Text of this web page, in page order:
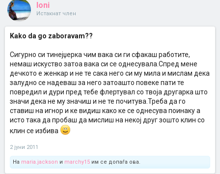
loni
Истакнат член
Kako da go zaboravam??
Сигурно си тинејџерка чим вака си ги сфакаш работите,
немаш искуство затоа вака си се однесувала.Спред мене
дечкото е женкар и не те сака него си му мила и мислам дека
залудно се надеваш за него затоашто повеке пати те
повредил и дури пред тебе флертувал со твоја другарка што
значи дека не му значиш и не те почитува.Треба да го
ставиш на игнор и ке видиш како ке се однесува поинаку а
исто така да пробаш да мислиш на некој друг зошто клин со
клин се избива
2 јуни 2011
На maria.jackson и marchy15 им се допаѓа ова.